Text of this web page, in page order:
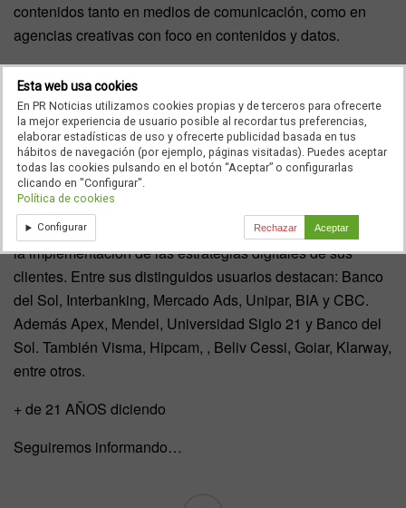
contenidos tanto en medios de comunicación, como en
agencias creativas con foco en contenidos y datos.
Con esta incorporación el Grupo Muchnik continúa
consolidando la unidad de Muchnik Digital ID. Esta área
está dedicada a construir, cuidar y potenciar la presencia y
posicionamiento de compañías. También de marcas,
instituciones y líderes en el ecosistema digital en América.
La dirección de contenidos digitales del Grupo Muchnik
continúa consolidando sus equipos a nivel regional para
la implementación de las estrategias digitales de sus
clientes. Entre sus distinguidos usuarios destacan: Banco
del Sol, Interbanking, Mercado Ads, Unipar, BIA y CBC.
Además Apex, Mendel, Universidad Siglo 21 y Banco del
Sol. También Visma, Hipcam, , Beliv Cessi, Goiar, Klarway,
entre otros.
+ de 21 AÑOS diciendo
Seguiremos informando…
Esta web usa cookies
En PR Noticias utilizamos cookies propias y de terceros para ofrecerte
la mejor experiencia de usuario posible al recordar tus preferencias,
elaborar estadísticas de uso y ofrecerte publicidad basada en tus
hábitos de navegación (por ejemplo, páginas visitadas). Puedes aceptar
todas las cookies pulsando en el botón “Aceptar” o configurarlas
clicando en "Configurar".
Política de cookies
Configurar Rechazar Aceptar